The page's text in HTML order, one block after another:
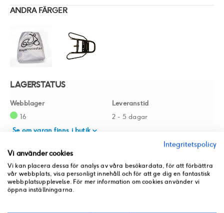
ANDRA FÄRGER
LAGERSTATUS
Webblager
Leveranstid
16
2 - 5 dagar
Se om varan finns i butik
PRODUKTINFORMATION
Integritetspolicy
Vi använder cookies
Vi kan placera dessa för analys av våra besökardata, för att förbättra
vår webbplats, visa personligt innehåll och för att ge dig en fantastisk
webbplatsupplevelse. För mer information om cookies använder vi
öppna inställningarna.